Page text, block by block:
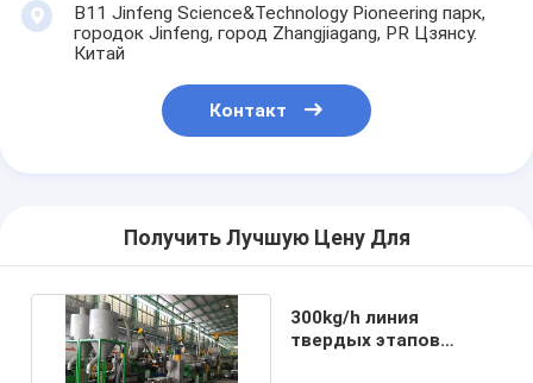
B11 Jinfeng Science&Technology Pioneering парк,
городок Jinfeng, город Zhangjiagang, PR Цзянсу.
Китай
Контакт
Получить Лучшую Цену Для
300kg/h линия
твердых этапов